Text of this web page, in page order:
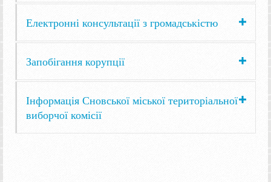
Електронні консультації з громадськістю
Запобігання корупції
Інформація Сновської міської територіальної
виборчої комісії